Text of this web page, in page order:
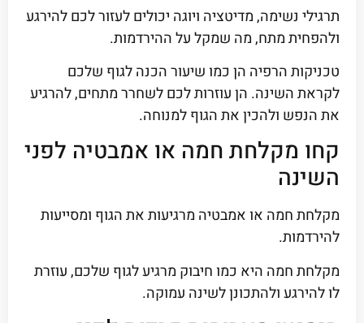
תרגילי נשימה, מדיטציה ויוגה יכולים לעזור לכם להירגע
ולהפחית מתח, מה שמקל על ההירדמות.
טכניקות הרפיה הן כמו שיעור הכנה לגוף שלכם
לקראת השינה. הן עוזרות לכם לשחרר מתחים, להרגיע
את הנפש ולהכין את הגוף למנוחה.
קחו מקלחת חמה או אמבטיה לפני
השינה
מקלחת חמה או אמבטיה מרגיעות את הגוף ומסייעות
להירדמות.
מקלחת חמה היא כמו חיבוק מרגיע לגוף שלכם, עוזרת
לו להירגע ולהתכונן לשינה עמוקה.